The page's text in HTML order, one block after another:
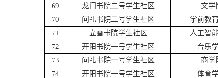
69
龙门书院二号学生社区
文学
70
问礼书院二号学生社区
学前教
71
立雪书院学生社区
人工智
72
开阳书院一号学生社区
音乐
73
问礼书院一号学生社区
商学
74
开阳书院一号学生社区
体育